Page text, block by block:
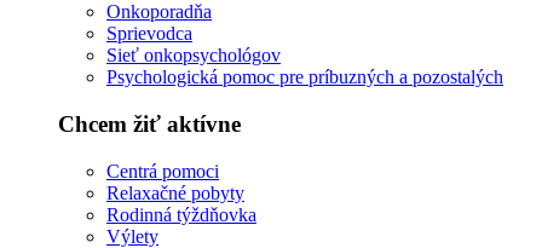
Onkoporadňa
Sprievodca
Sieť onkopsychológov
Psychologická pomoc pre príbuzných a pozostalých
Chcem žiť aktívne
Centrá pomoci
Relaxačné pobyty
Rodinná týždňovka
Výlety